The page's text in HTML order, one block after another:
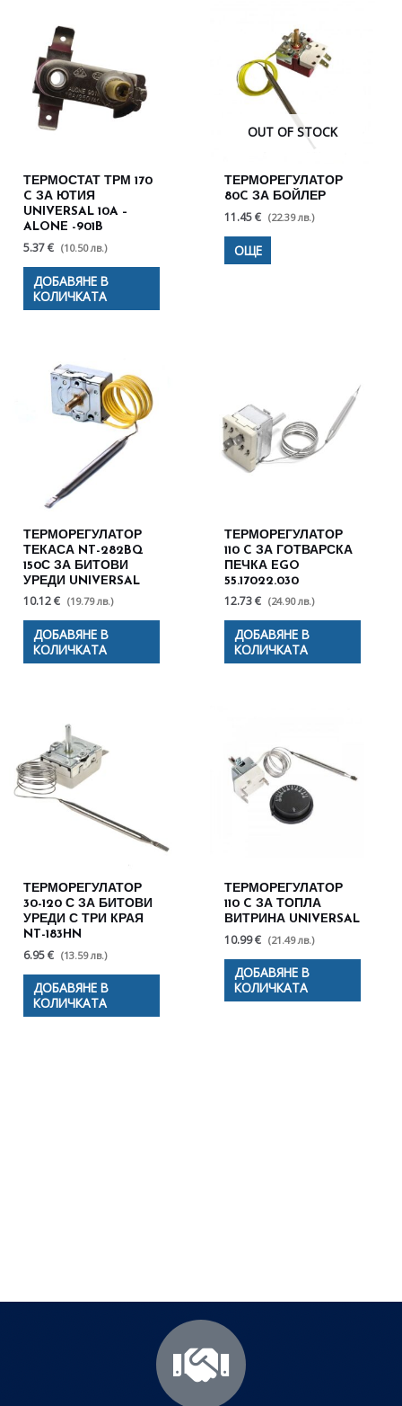
ТЕРМОСТАТ ТРМ 170
C ЗА ЮТИЯ
UNIVERSAL 10A –
ALONE -901B
5.37 € (10.50 лв.)
ДОБАВЯНЕ В
КОЛИЧКАТА
OUT OF STOCK
ТЕРМОРЕГУЛАТОР
80C ЗА БОЙЛЕР
11.45 € (22.39 лв.)
ОЩЕ
ТЕРМОРЕГУЛАТОР
ТЕКАСА NT-282BQ
150С ЗА БИТОВИ
УРЕДИ UNIVERSAL
10.12 € (19.79 лв.)
ДОБАВЯНЕ В
КОЛИЧКАТА
ТЕРМОРЕГУЛАТОР
110 C ЗА ГОТВАРСКА
ПЕЧКА EGO
55.17022.030
12.73 € (24.90 лв.)
ДОБАВЯНЕ В
КОЛИЧКАТА
ТЕРМОРЕГУЛАТОР
30-120 С ЗА БИТОВИ
УРЕДИ С ТРИ КРАЯ
NT-183HN
6.95 € (13.59 лв.)
ДОБАВЯНЕ В
КОЛИЧКАТА
ТЕРМОРЕГУЛАТОР
110 C ЗА ТОПЛА
ВИТРИНА UNIVERSAL
10.99 € (21.49 лв.)
ДОБАВЯНЕ В
КОЛИЧКАТА